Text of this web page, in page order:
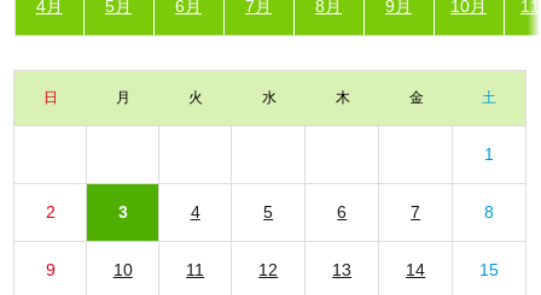
4月 5月 6月 7月 8月 9月 10月
日 月 火 水 木 金 土
1
2 3 4 5 6 7 8
9 10 11 12 13 14 15